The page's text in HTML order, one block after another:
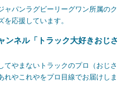
ャパンラグビーリーグワン所属のク
を応援しています。
ンネル「トラック大好きおじさ
てやまないトラックのプロ（おじさ
れやこれやをプロ目線でお届けしま